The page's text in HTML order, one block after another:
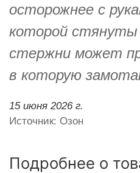
осторожнее с
которой
стержни может
в которую
15 июня 2026 г.
Источник: Озон
Подробнее о